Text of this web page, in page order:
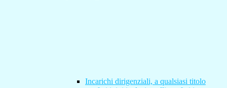
Incarichi dirigenziali, a qualsiasi titolo